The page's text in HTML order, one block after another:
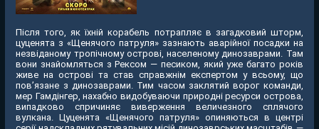
Після того, як їхній корабель потрапляє в загадковий шторм,
цуценята з «Щенячого патруля» зазнають аварійної посадки на
незвіданому тропічному острові, населеному динозаврами. Там
вони знайомляться з Рексом — песиком, який уже багато років
живе на острові та став справжнім експертом у всьому, що
пов’язане з динозаврами. Тим часом заклятий ворог команди,
мер Гамдінгер, нахабно видобуваючи природні ресурси острова,
випадково спричиняє виверження величезного сплячого
вулкана. Цуценята «Щенячого патруля» опиняються в центрі